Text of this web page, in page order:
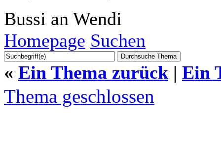
Bussi an Wendi
Homepage Suchen
« Ein Thema zurück | Ein
Thema geschlossen